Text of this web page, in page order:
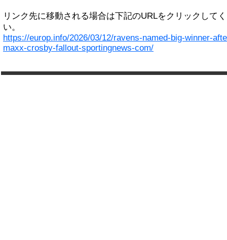
リンク先に移動される場合は下記のURLをクリックして
い。
https://europ.info/2026/03/12/ravens-named-big-winner-
maxx-crosby-fallout-sportingnews-com/